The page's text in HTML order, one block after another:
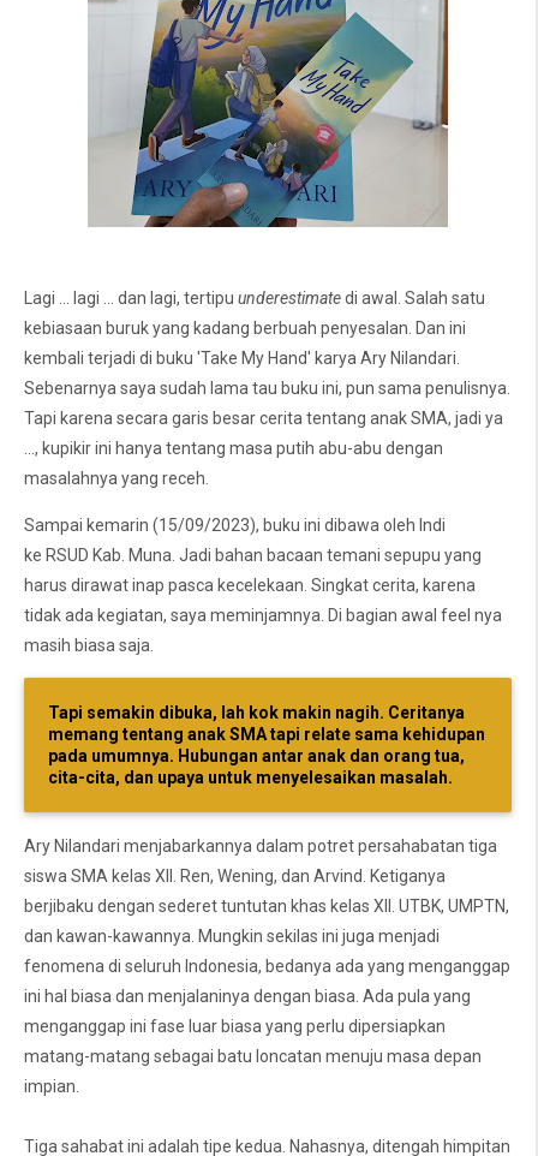
Lagi ... lagi ... dan lagi, tertipu underestimatedi awal. Salah satu
kebiasaan buruk yang kadang berbuah penyesalan. Dan ini
kembali terjadi di buku 'Take My Hand' karya Ary Nilandari.
Sebenarnya saya sudah lama tau buku ini, pun sama penulisnya.
Tapi karena secara garis besar cerita tentang anak SMA, jadi ya
..., kupikir ini hanya tentang masa putih abu-abu dengan
masalahnya yang receh.
Sampai kemarin (15/09/2023), buku ini dibawa oleh Indi
ke RSUD Kab. Muna. Jadi bahan bacaan temani sepupu yang
harus dirawat inap pasca kecelekaan. Singkat cerita, karena
tidak ada kegiatan, saya meminjamnya. Di bagian awal feel nya
masih biasa saja.
Tapi semakin dibuka, lah kok makin nagih. Ceritanya
memang tentang anak SMA tapi relate sama kehidupan
pada umumnya. Hubungan antar anak dan orang tua,
cita-cita, dan upaya untuk menyelesaikan masalah.
Ary Nilandari menjabarkannya dalam potret persahabatan tiga
siswa SMA kelas XII. Ren, Wening, dan Arvind. Ketiganya
berjibaku dengan sederet tuntutan khas kelas XII. UTBK, UMPTN,
dan kawan-kawannya. Mungkin sekilas ini juga menjadi
fenomena di seluruh Indonesia, bedanya ada yang menganggap
ini hal biasa dan menjalaninya dengan biasa. Ada pula yang
menganggap ini fase luar biasa yang perlu dipersiapkan
matang-matang sebagai batu loncatan menuju masa depan
impian.
Tiga sahabat ini adalah tipe kedua. Nahasnya, ditengah himpitan